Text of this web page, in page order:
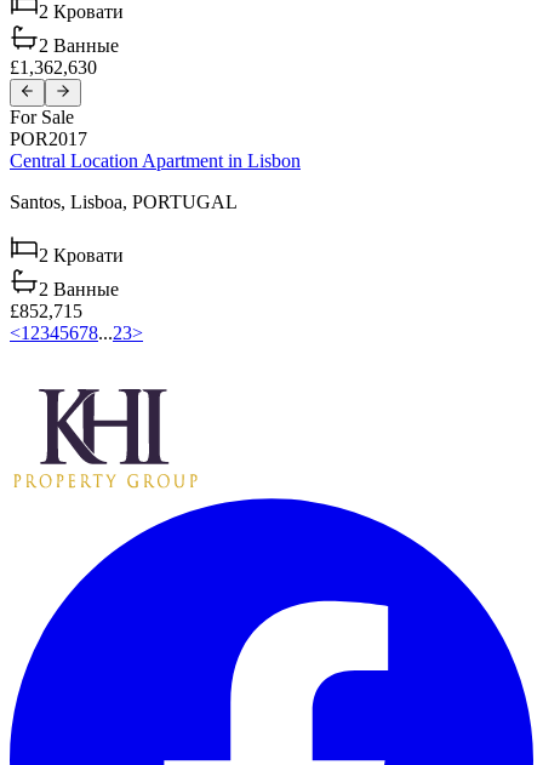
2 Кровати
2 Ванные
£1,362,630
For Sale
POR2017
Central Location Apartment in Lisbon
Santos, Lisboa, PORTUGAL
2 Кровати
2 Ванные
£852,715
<1 2345678...23>